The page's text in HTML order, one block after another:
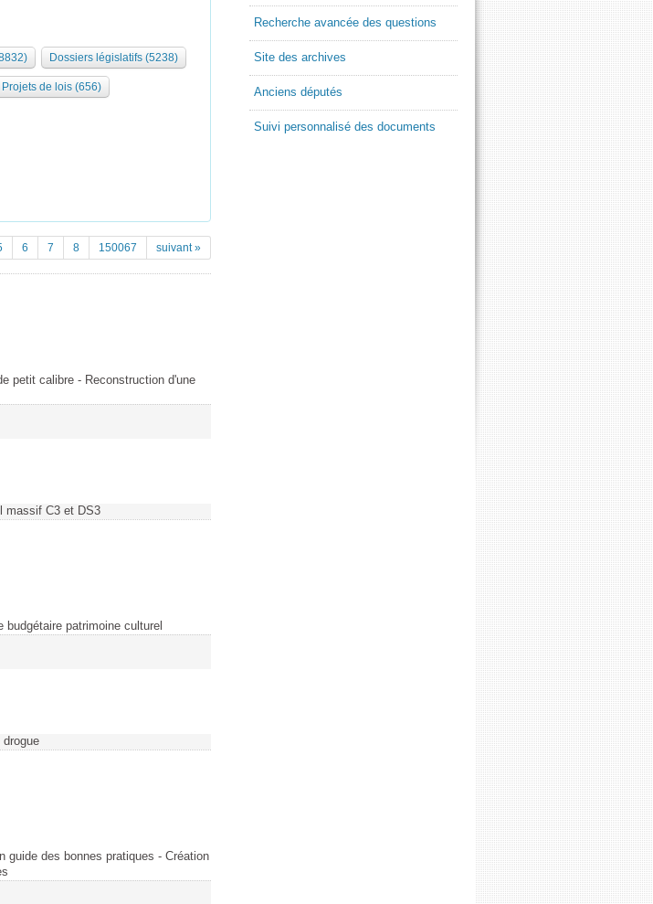
Dossiers législatifs (5238)
Projets de lois (656)
6 7 8 150067 suivant »
petit calibre - Reconstruction d'une
massif C3 et DS3
patrimoine culturel
guide des bonnes pratiques - Création
Recherche avancée des questions
Site des archives
Anciens députés
Suivi personnalisé des documents